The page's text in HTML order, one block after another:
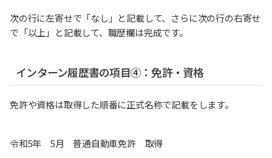
次の行に左寄せで「なし」と記載して、さらに次の行の右寄せ
で「以上」と記載して、職歴欄は完成です。
インターン履歴書の項目④：免許・資格
免許や資格は取得した順番に正式名称で記載をします。
令和5年 5月 普通自動車免許 取得